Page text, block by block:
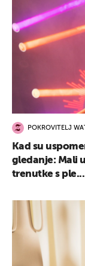
POKROVITELJ
Kad su
gledanje: Mali
trenutke s ple...